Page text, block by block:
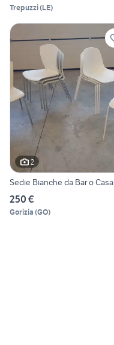
Trepuzzi(LE)
2
Sedie Bianche da Bar o Casa
250 €
Gorizia (GO)